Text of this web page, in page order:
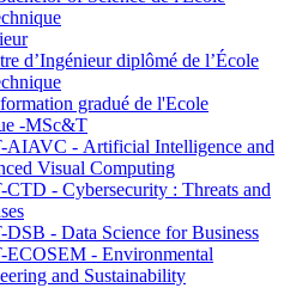
d’Ingénieur diplômé de l’École
gradué de l'Ecole
-MSc&T
AIAVC - Artificial Intelligence and
Visual Computing
CTD - Cybersecurity : Threats and
DSB - Data Science for Business
ECOSEM - Environmental
and Sustainability